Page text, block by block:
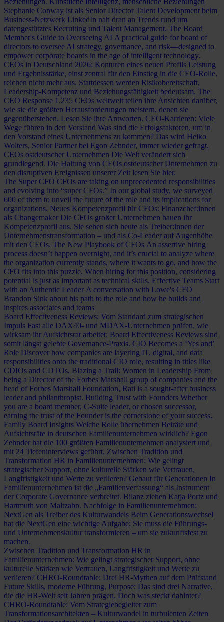
Stephanie Conway ist als Senior Director Talent Development beim
Business-Netzwerk LinkedIn nah dran an Trends rund um
datengestütztes Recruiting und Talent Management. The Board
Member's Guide to Overseeing AI A practical guide for board of
directors to oversee AI strategy, governance, and risk—designed to
empower corporate boards in the age of intelligent technology.
CEOs in Deutschland 2026: Konturen eines neuen Profils Leistung
und Ergebnisstärke, einst zentral für den Einstieg in die CEO-Rolle,
reichen nicht mehr aus. Stattdessen werden Risikobereitschaft,
Leadership-Kompetenz und Beziehungsfähigkeit bedeutsam. The
CEO Response 1.235 CEOs weltweit teilen ihre Ansichten darüber,
wie sie die größten Herausforderungen meistern, denen sie
gegenüberstehen. Lesen Sie ihre Antworten. CEO-Karrieren: Viele
Wege führen in den Vorstand Was sind die Erfolgsfaktoren, um in
den Vorstand eines Unternehmens zu kommen? Das wird Heiko
Wolters, Senior Partner bei Egon Zehnder, immer wieder gefragt.
CEOs ostdeutscher Unternehmen Die Welt verändert sich
grundlegend. Die Haltung von CEOs ostdeutscher Unternehmen zu
den disruptiven Ereignissen unserer Zeit lesen Sie hier.
The Super CFO CFOs are taking on unprecedented responsibilities
and evolving into “super CFOs.” In our global study, we surveyed
600 of them to unveil the future of the role and its implications for
organizations. Neues Kompetenzprofil für CFOs: Finanzchef:innen
als Changemaker Die CFOs großer Unternehmen bauen ihr
Kompetenzprofil aus. Sie sehen sich heute als Treiber:innen der
Unternehmenstransformation – und als Co-Leader auf Augenhöhe
mit den CEOs. The New Playbook of CFOs An assertive hiring
process doesn’t happen overnight, and it’s crucial to analyze where
the organization currently stands, where it wants to go, and how the
CFO fits into this puzzle. When hiring for this position, considering
potential is just as important as technical skills. Effective Teams Start
with an Authentic Leader A conversation with Lowe's CFO
Brandon Sink about his path to the role and how he builds and
inspires associates and teams
Board Effectiveness Reviews: Vom Standard zum strategischen
Impuls Fast alle DAX40- und MDAX-Unternehmen prüfen, wie
wirksam ihr Aufsichtsrat arbeitet; Board Effectiveness Reviews sind
somit längst gelebte Governance-Praxis. CIO Becomes a ‘Yes and’
Role Discover how companies are layering IT, digital, and data
responsibilities onto the traditional CIO role, resulting in titles like
CDIOs and CDTOs. Blazing a Trail: Women in Leadership From
being a Director of the Forbes Marshall group of companies and the
head of Forbes Marshall Foundation, Rati is a sought-after business
leader and philanthropist. Building Trust with Founders Whether
you are a board member, C-Suite leader, or chosen successor,
earning the trust of the Founder is the cornerstone of your success.
Family Board Insights Welche Rolle übernehmen Beiräte und
Aufsichtsräte in deutschen Familienunternehmen wirklich? Egon
Zehnder hat die 100 größten Familienunternehmen analysiert und
mit 24 Tiefeninterviews geführt. Zwischen Tradition und
Transformation HR in Familienunternehmen: Wie gelingt
strategischer Support, ohne kulturelle Stärken wie Vertrauen,
Langfristigkeit und Werte zu verlieren? Gebaut für Generationen In
Familienunternehmen ist die „Familienverfassung“ als Instrument
der Corporate Governance verbreitet. Bilanz ziehen Katja Portz und
Hartmuth von Maltzahn. Nachfolge in Familienunternehmen:
NextGen als Treiber des Kulturwandels Beim Generationswechsel
hat die NextGen eine wichtige Aufgabe: Sie muss die Führungs-
und Unternehmenskultur transformieren – um sie zukunftsfest zu
machen.
Zwischen Tradition und Transformation HR in
Familienunternehmen: Wie gelingt strategischer Support, ohne
kulturelle Stärken wie Vertrauen, Langfristigkeit und Werte zu
verlieren? CHRO-Roundtable: Drei HR-Mythen auf dem Prüfstand
Future Skills, moderne Führung, Purpose: Das sind drei Narrative,
die die HR-Welt seit Jahren prägen. Doch was steckt dahinter?
CHRO-Roundtable: Vom Strategiebegleiter zum
Transformationsarchitekten – Kulturwandel in turbulenten Zeiten